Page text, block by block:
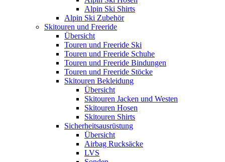
Alpin Ski Shirts
Alpin Ski Zubehör
Skitouren und Freeride
Übersicht
Touren und Freeride Ski
Touren und Freeride Schuhe
Touren und Freeride Bindungen
Touren und Freeride Stöcke
Skitouren Bekleidung
Übersicht
Skitouren Jacken und Westen
Skitouren Hosen
Skitouren Shirts
Sicherheitsausrüstung
Übersicht
Airbag Rucksäcke
LVS